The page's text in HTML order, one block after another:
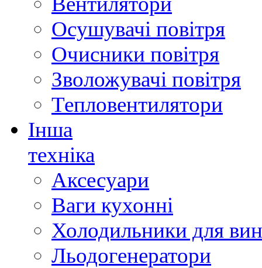
Осушувачі повітря
Очисники повітря
Зволожувачі повітря
Тепловентилятори
Інша
техніка
Аксесуари
Ваги кухонні
Холодильники для
Льодогенератори